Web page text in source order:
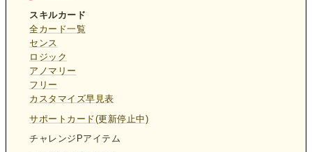
スキルカード
全カード一覧
センス
ロジック
アノマリー
フリー
カスタマイズ早見表
サポートカード(更新停止中)
チャレンジPアイテム